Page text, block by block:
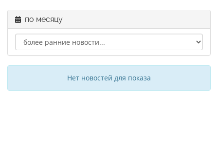
по месяцу
Нет новостей для показа